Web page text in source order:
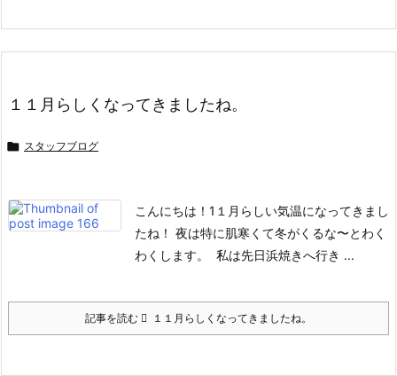
１１月らしくなってきましたね。
 スタッフブログ
こんにちは！ 1１月らしい気温になってきまし
たね！ 夜は特に肌寒くて冬がくるな〜とわく
わくします。
私は先日浜焼きへ行き ...
記事を読む １１月らしくなってきましたね。